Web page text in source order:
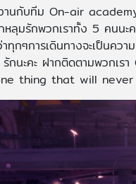
านกับทีม On-air
มรักพวกเราทั้ง 5 คนนะค
ทุกๆการเดินทางจะเป็นค
นะคะ ฝากติดตามพวกเรา
thing that will